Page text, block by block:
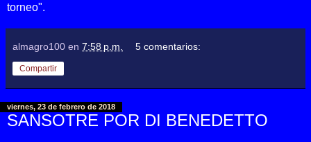
torneo".
almagro100 en 7:58 p.m. 5 comentarios:
Compartir
viernes, 23 de febrero de 2018
SANSOTRE POR DI BENEDETTO